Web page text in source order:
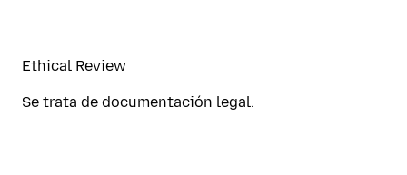
Ethical Review
Se trata de documentación legal.